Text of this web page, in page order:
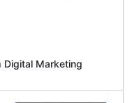
Digital Marketing